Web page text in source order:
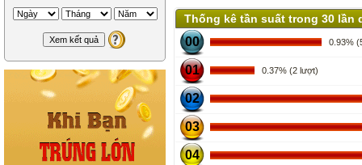
Thống kê tần suất trong 30 lần
00 0.93%
01 0.37% (2 lượt)
02
03
04